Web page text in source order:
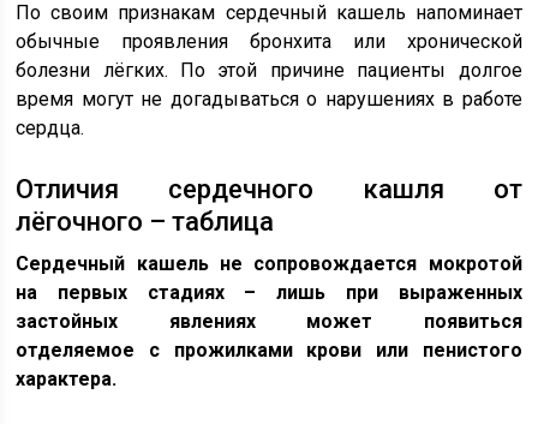
По своим признакам сердечный кашель напоминает
обычные проявления бронхита или хронической
болезни лёгких. По этой причине пациенты долгое
время могут не догадываться о нарушениях в работе
сердца.
Отличия сердечного кашля от
лёгочного – таблица
Сердечный кашель не сопровождается мокротой
на первых стадиях – лишь при выраженных
застойных явлениях может появиться
отделяемое с прожилками крови или пенистого
характера.